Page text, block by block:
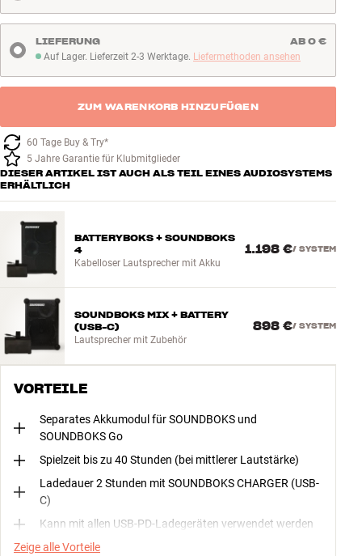
Auf Lager. Lieferzeit 2-3 Werktage
Auf Lager. Lieferzeit 2-3 Werktage. Liefermethoden ansehen
LIEFERUNG AB 0 €
ZUM WARENKORB HINZUFÜGEN
60 Tage Buy & Try*
5 Jahre Garantie für Klubmitglieder
DIESER ARTIKEL IST AUCH ALS TEIL EINES AUDIOSYSTEMS
ERHÄLTLICH
BATTERYBOKS + SOUNDBOKS
4
Kabelloser Lautsprecher mit Akku
1.198 €/ SYSTEM
SOUNDBOKS MIX + BATTERY
(USB-C)
Lautsprecher mit Zubehör
898 €/ SYSTEM
VORTEILE
Separates Akkumodul für SOUNDBOKS und
SOUNDBOKS Go
Spielzeit bis zu 40 Stunden (bei mittlerer Lautstärke)
Ladedauer 2 Stunden mit SOUNDBOKS CHARGER (USB-
C)
Kann mit allen USB-PD-Ladegeräten verwendet werden
Zeige alle Vorteile